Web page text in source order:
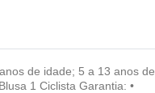
de idade; 5 a 13 anos de
1 Ciclista Garantia: •